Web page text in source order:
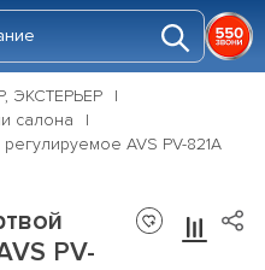
ЭКСТЕРЬЕР
салона
AVS PV-821A
PV-